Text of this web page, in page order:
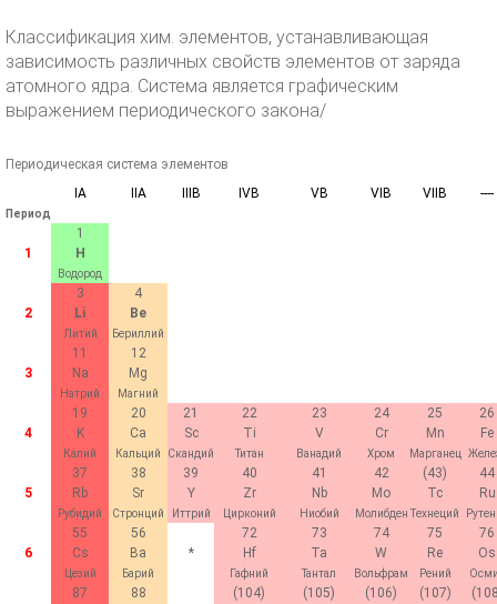
Классификация хим. элементов, устанавливающая
зависимость различных свойств элементов от заряда
атомного ядра. Система является графическим
выражением периодического закона/
Периодическая система элементов
IA
IIA IIIB IVB VB VIB VIIB ----
Период
1
1
H
Водород
2
3
Li
Литий
4
Be
Бериллий
3
11
Na
Натрий
12
Mg
Магний
4
19
K
Калий
20
Ca
Кальций
21
Sc
Скандий
22
Ti
Титан
23
V
Ванадий
24
Cr
Хром
25
Mn
Марганец
26
Fe
5
37
Rb
Рубидий
38
Sr
Стронций
39
Y
Иттрий
40
Zr
Цирконий
41
Nb
Ниобий
42
Mo
Молибден
(43)
Tc
Технеций
44
Ru
6
55
Cs
Цезий
56
Ba
Барий
*
72
Hf
Гафний
73
Ta
Тантал
74
W
Вольфрам
75
Re
Рений
76
Os
87
88
(104)
(105)
(106)
(107)